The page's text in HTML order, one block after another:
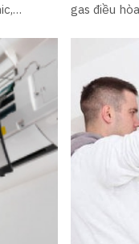
gas điều